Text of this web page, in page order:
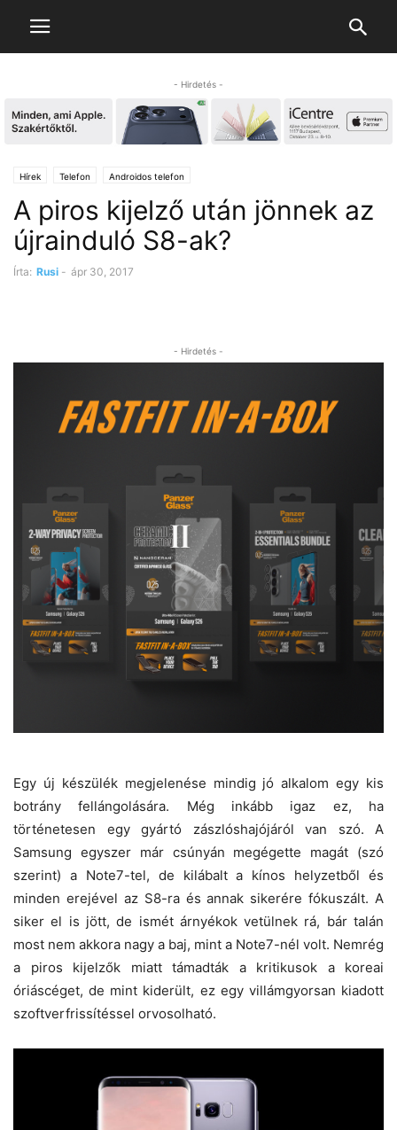
- Hirdetés -
Hírek Telefon Androidos telefon
A piros kijelző után jönnek az
újrainduló S8-ak?
Írta: Rusi - ápr 30, 2017
- Hirdetés -
Egy új készülék megjelenése mindig jó alkalom egy kis
botrány fellángolására. Még inkább igaz ez, ha
történetesen egy gyártó zászlóshajójáról van szó. A
Samsung egyszer már csúnyán megégette magát (szó
szerint) a Note7-tel, de kilábalt a kínos helyzetből és
minden erejével az S8-ra és annak sikerére fókuszált. A
siker el is jött, de ismét árnyékok vetülnek rá, bár talán
most nem akkora nagy a baj, mint a Note7-nél volt. Nemrég
a piros kijelzők miatt támadták a kritikusok a koreai
óriáscéget, de mint kiderült, ez egy villámgyorsan kiadott
szoftverfrissítéssel orvosolható.